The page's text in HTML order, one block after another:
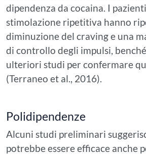
dipendenza da cocaina. I
stimolazione ripetitiva hanno
diminuzione del craving e una
di controllo degli impulsi,
ulteriori studi per confermare
(Terraneo et al., 2016).
Polidipendenze
Alcuni studi preliminari
potrebbe essere efficace anche